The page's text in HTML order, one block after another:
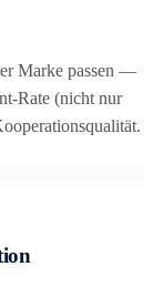
Marke passen —
Rate (nicht nur